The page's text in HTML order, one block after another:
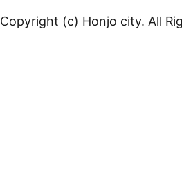
Copyright (c) Honjo city. All